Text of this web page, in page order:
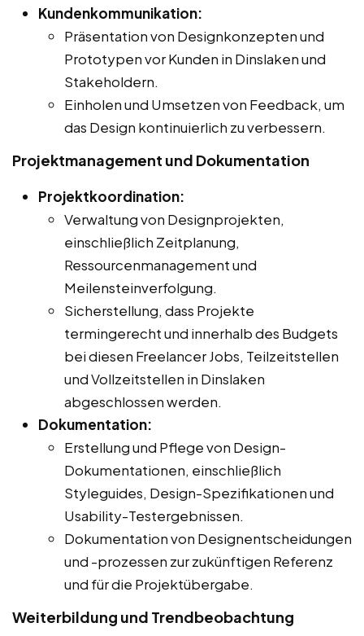
Kundenkommunikation:
Präsentation von Designkonzepten und
Prototypen vor Kunden in Dinslaken und
Stakeholdern.
Einholen und Umsetzen von Feedback, um
das Design kontinuierlich zu verbessern.
Projektmanagement und Dokumentation
Projektkoordination:
Verwaltung von Designprojekten,
einschließlich Zeitplanung,
Ressourcenmanagement und
Meilensteinverfolgung.
Sicherstellung, dass Projekte
termingerecht und innerhalb des Budgets
bei diesen Freelancer Jobs, Teilzeitstellen
und Vollzeitstellen in Dinslaken
abgeschlossen werden.
Dokumentation:
Erstellung und Pflege von Design-
Dokumentationen, einschließlich
Styleguides, Design-Spezifikationen und
Usability-Testergebnissen.
Dokumentation von Designentscheidungen
und -prozessen zur zukünftigen Referenz
und für die Projektübergabe.
Weiterbildung und Trendbeobachtung